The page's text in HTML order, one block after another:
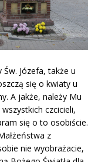
Józefa, także u
się o kwiaty u
A jakże, należy Mu
czcicieli,
się o to osobiście.
z
nie wyobrażacie,